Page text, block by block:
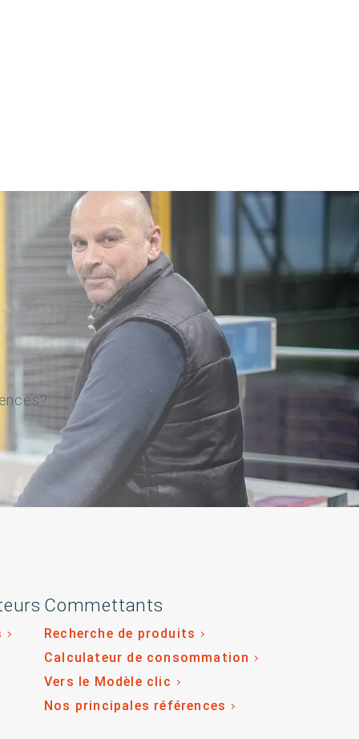
Commettants
Recherche de produits
Calculateur de consommation
Vers le Modèle clic
Nos principales références